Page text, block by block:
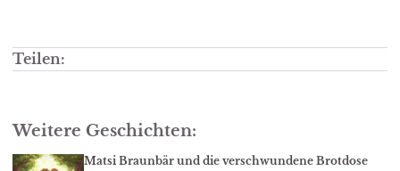
Teilen:
Weitere Geschichten:
Matsi Braunbär und die verschwundene Brotdose